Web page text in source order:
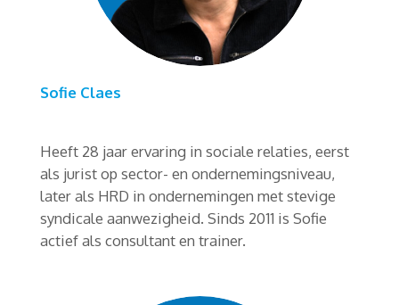
Sofie Claes
Heeft 28 jaar ervaring in sociale relaties, eerst
als jurist op sector- en ondernemingsniveau,
later als HRD in ondernemingen met stevige
syndicale aanwezigheid. Sinds 2011 is Sofie
actief als consultant en trainer.